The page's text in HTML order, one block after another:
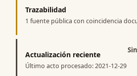
Trazabilidad
1 fuente pública con coincidencia
Actualización reciente
Último acto procesado: 2021-12-29